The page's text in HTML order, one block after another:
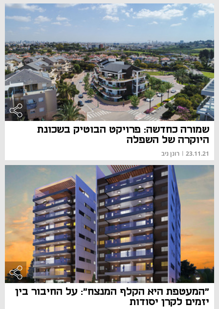
שמורה כחדשה: פרויקט הבוטיק בשכונת
היוקרה של השפלה
23.11.21
| רונן ניב
"המעטפת היא הקלף המנצח": על החיבור בין
יזמים לקרן יסודות